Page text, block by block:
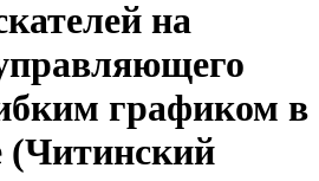
на
графиком в
(Читинский